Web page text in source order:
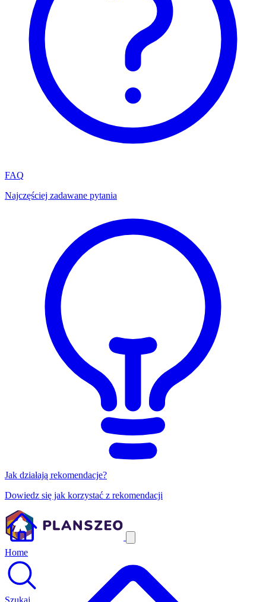
FAQ
Najczęściej zadawane pytania
Jak działają rekomendacje?
Dowiedz się jak korzystać z rekomendacji
Home
Szukaj